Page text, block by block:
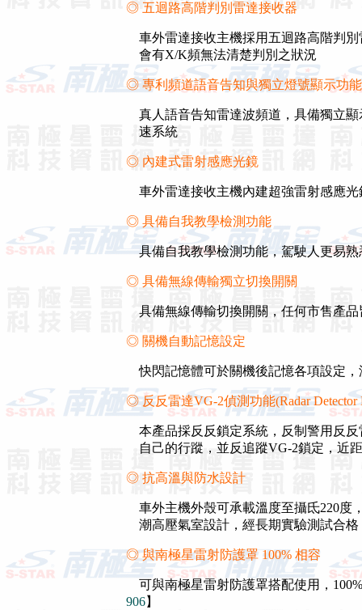
◎ 五迴路高階判別雷達接收器
車外雷達接收主機採用五迴路高階判
會有X/K頻無法清楚判別之狀況
◎ 專利頻道語音告知與獨立燈號顯示功能
真人語音告知雷達波頻道，具備獨立
速系統
◎ 內建式雷射感應光鏡
車外雷達接收主機內建超強雷射感應
◎ 具備自我教學檢測功能
具備自我教學檢測功能，駕駛人更易熟
◎ 具備無線傳輸獨立切換開關
具備無線傳輸切換開關，任何市售產品
◎ 關機自動記憶設定
快閃記憶體可於關機後記憶各項設定，
◎ 反反雷達VG-2偵測功能(Radar Detector
本產品採反反鎖定系統，反制警用反
自己的行蹤，並反追蹤VG-2鎖定，近
◎ 抗高溫與防水設計
車外主機外殼可承載溫度至攝氐220度
潮高壓氣室設計，經長期實驗測試合格
◎ 與南極星雷射防護罩 100% 相容
可與南極星雷射防護罩搭配使用，
906】